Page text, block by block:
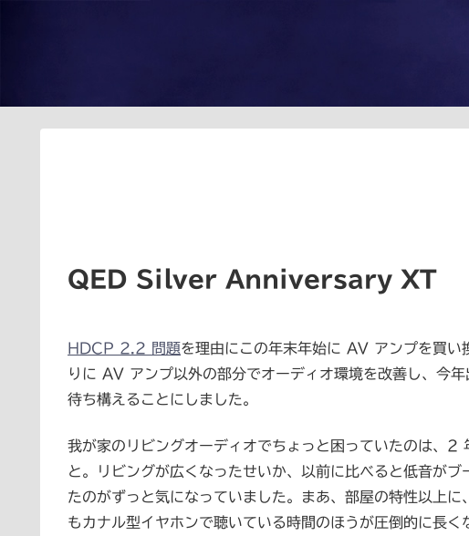
QED Silver Anniversary XT
HDCP 2.2 問題を理由にこの年末年始に AV アンプを買い
りに AV アンプ以外の部分でオーディオ環境を改善し、今
待ち構えることにしました。
我が家のリビングオーディオでちょっと困っていたのは、2
と。リビングが広くなったせいか、以前に比べると低音が
たのがずっと気になっていました。まあ、部屋の特性以上
もカナル型イヤホンで聴いている時間のほうが圧倒的に長